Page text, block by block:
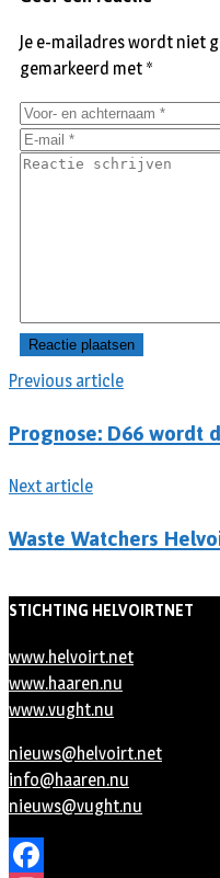
Previous article
Prognose: D66
Next article
Waste Watchers
Je e-mailadres wordt niet
gemarkeerd met *
STICHTING HELVOIRTNET
www.helvoirt.net
www.haaren.nu
www.vught.nu
nieuws@helvoirt.net
info@haaren.nu
nieuws@vught.nu